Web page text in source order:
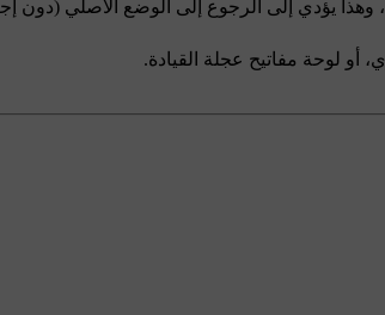
وهذا يؤدي إلى الرجوع إلى الوضع الأصلي (دون
أو لوحة مفاتيح عجلة القيادة.